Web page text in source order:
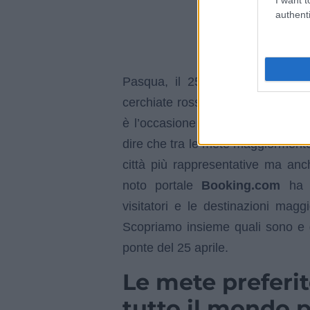
Pasqua, il 25 aprile, ancora il
cerchiate rosso sul calendario
è l’occasione perfetta per
dire che tra le mete
città più rappresentative ma
noto portale Booking.com ha
visitatori e le destinazioni
Scopriamo insieme quali sono
ponte del 25 aprile.
Le mete